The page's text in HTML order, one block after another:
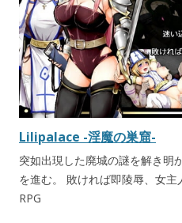
Lilipalace -淫魔の巣窟-
突如出現した廃城の謎を解き明
を進む。 敗ければ即陵辱、女
RPG